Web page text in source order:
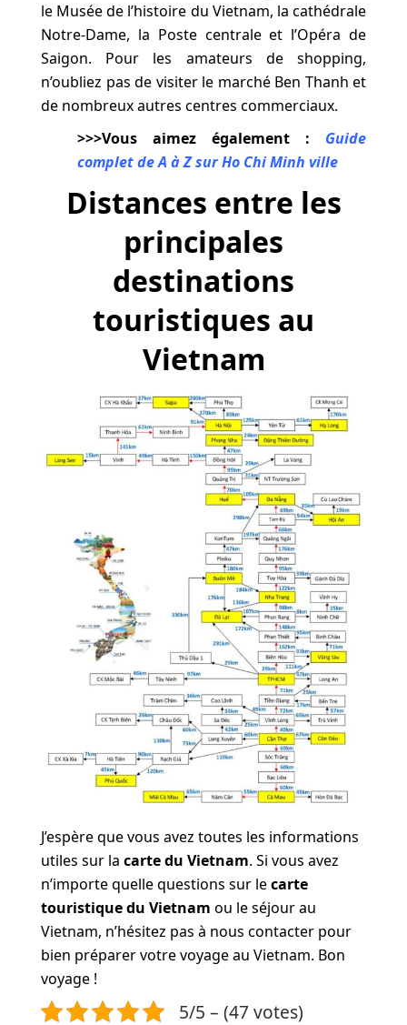
le Musée de l’histoire du Vietnam, la cathédrale
Notre-Dame, la Poste centrale et l’Opéra de
Saigon. Pour les amateurs de shopping,
n’oubliez pas de visiter le marché Ben Thanh et
de nombreux autres centres commerciaux.
>>>Vous aimez également : Guide
complet de A à Z sur Ho Chi Minh ville
Distances entre les
principales
destinations
touristiques au
Vietnam
J’espère que vous avez toutes les informations
utiles sur la carte du Vietnam. Si vous avez
n’importe quelle questions sur lecarte
touristique du Vietnam ou le séjour au
Vietnam, n’hésitez pas à nous contacter pour
bien préparer votre voyage au Vietnam. Bon
voyage !
5/5 – (47 votes)